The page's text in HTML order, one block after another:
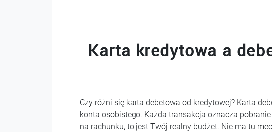
Karta kredytowa a
Czy różni się karta debetowa od kredytowej? Karta
konta osobistego. Każda transakcja oznacza
na rachunku, to jest Twój realny budżet. Nie ma tu